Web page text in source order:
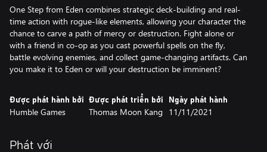
One Step from Eden combines strategic deck-building and real-
time action with rogue-like elements, allowing your character the
chance to carve a path of mercy or destruction. Fight alone or
with a friend in co-op as you cast powerful spells on the fly,
battle evolving enemies, and collect game-changing artifacts. Can
you make it to Eden or will your destruction be imminent?
Được phát hành bởi
Humble Games
Được phát triển bởi
Thomas Moon Kang
Ngày phát hành
11/11/2021
Phát với